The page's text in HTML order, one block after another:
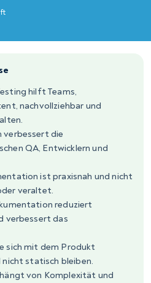
hilft Teams,
nachvollziehbar und
verbessert die
QA, Entwicklern und
ist praxisnah und nicht
veraltet.
reduziert
verbessert das
sich mit dem Produkt
statisch bleiben.
von Komplexität und